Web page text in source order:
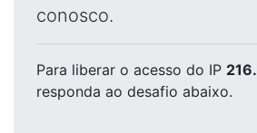
conosco.
Para liberar o acesso do IP
responda ao desafio abaixo.